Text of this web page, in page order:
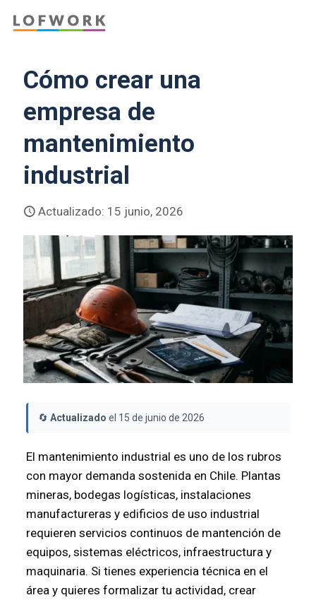
Cómo crear una
empresa de
mantenimiento
industrial
Actualizado: 15 junio, 2026
🔄 Actualizado el 15 de junio de 2026
El mantenimiento industrial es uno de los rubros
con mayor demanda sostenida en Chile. Plantas
mineras, bodegas logísticas, instalaciones
manufactureras y edificios de uso industrial
requieren servicios continuos de mantención de
equipos, sistemas eléctricos, infraestructura y
maquinaria. Si tienes experiencia técnica en el
área y quieres formalizar tu actividad, crear